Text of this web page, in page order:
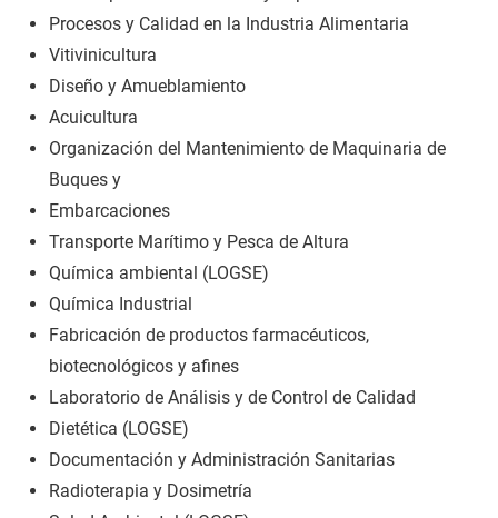
Procesos y Calidad en la Industria Alimentaria
Vitivinicultura
Diseño y Amueblamiento
Acuicultura
Organización del Mantenimiento de Maquinaria de
Buques y
Embarcaciones
Transporte Marítimo y Pesca de Altura
Química ambiental (LOGSE)
Química Industrial
Fabricación de productos farmacéuticos,
biotecnológicos y afines
Laboratorio de Análisis y de Control de Calidad
Dietética (LOGSE)
Documentación y Administración Sanitarias
Radioterapia y Dosimetría